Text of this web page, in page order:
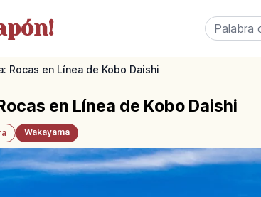
Rocas en Línea de Kobo Daishi
en Línea de Kobo Daishi
Wakayama